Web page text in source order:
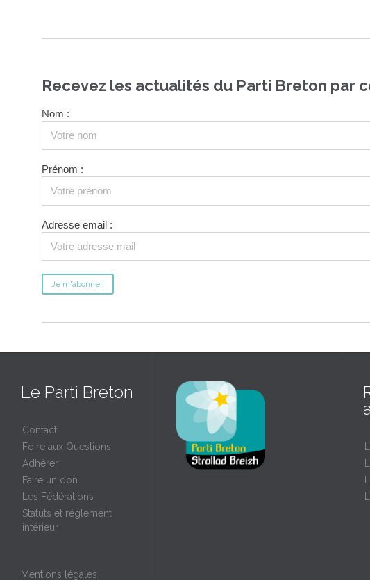
Recevez les actualités du Parti Breton par
Nom :
Prénom :
Adresse email :
Le Parti Breton
Contact
Foire aux Questions
Adhérer
Faire un don
Les Fédérations
Statuts et réglement
intérieur
Mentions légales